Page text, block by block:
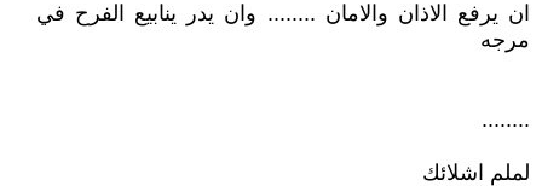
ان يرفع الاذان والامان ........ وان يدر ينابيع الفرح في
مرجه
........
لملم اشلائك